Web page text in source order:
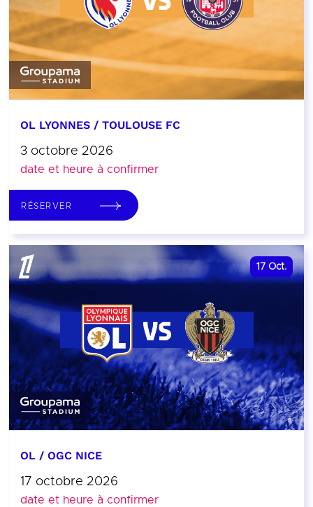
OL LYONNES / TOULOUSE FC
3 octobre 2026
date et heure à confirmer
RÉSERVER
17 Oct.
OL / OGC NICE
17 octobre 2026
date et heure à confirmer